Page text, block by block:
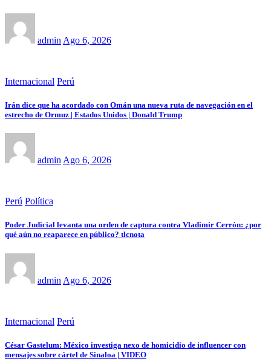
admin Ago 6, 2026
Internacional Perú
Irán dice que ha acordado con Omán una nueva ruta de navegación en el
estrecho de Ormuz | Estados Unidos | Donald Trump
admin Ago 6, 2026
Perú Política
Poder Judicial levanta una orden de captura contra Vladimir Cerrón: ¿por
qué aún no reaparece en público? tlcnota
admin Ago 6, 2026
Internacional Perú
César Gastelum: México investiga nexo de homicidio de influencer con
mensajes sobre cártel de Sinaloa | VIDEO